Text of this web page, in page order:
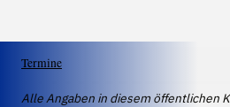
Termine
Alle Angaben in diesem öffentlichen